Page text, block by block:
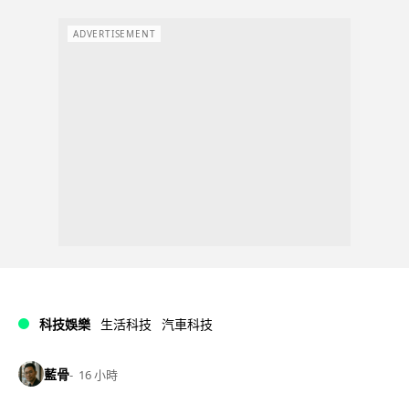
ADVERTISEMENT
科技娛樂 生活科技 汽車科技
藍骨 16 小時